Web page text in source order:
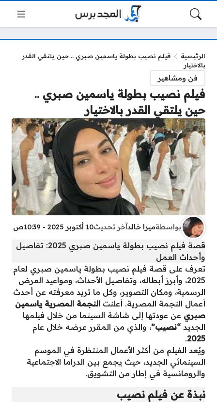
الرئيسية
فيلم نصيب بطولة ياسمين صبري .. حين يلتقي القدر
بالاختيار
فن ومشاهير
فيلم نصيب بطولة ياسمين صبري ..
حين يلتقي القدر بالاختيار
بواسطةميرا خالد آخر تحديث10 أكتوبر 2025 - 10:39ص
قصة فيلم نصيب بطولة ياسمين صبري 2025: تفاصيل
وأحداث العمل
تعرف على قصة فيلم نصيب بطولة ياسمين صبري لعام
2025، وأبرز أبطاله، وتفاصيل الأحداث، ومواعيد العرض
الرسمية، ومكان التصوير، وكل ما تريد معرفته عن أحدث
أعمال النجمة المصرية. أعلنت النجمة المصرية ياسمين
صبري عن عودتها إلى شاشة السينما من خلال فيلمها
الجديد “نصيب”، والذي من المقرر عرضه خلال عام
2025
.
ويُعد الفيلم من أكثر الأعمال المنتظرة في الموسم
السينمائي الجديد، حيث يجمع بين الدراما الاجتماعية
والرومانسية في إطار من التشويق.
نبذة عن فيلم نصيب